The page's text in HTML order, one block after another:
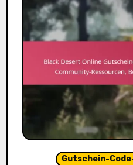
Gutschein-